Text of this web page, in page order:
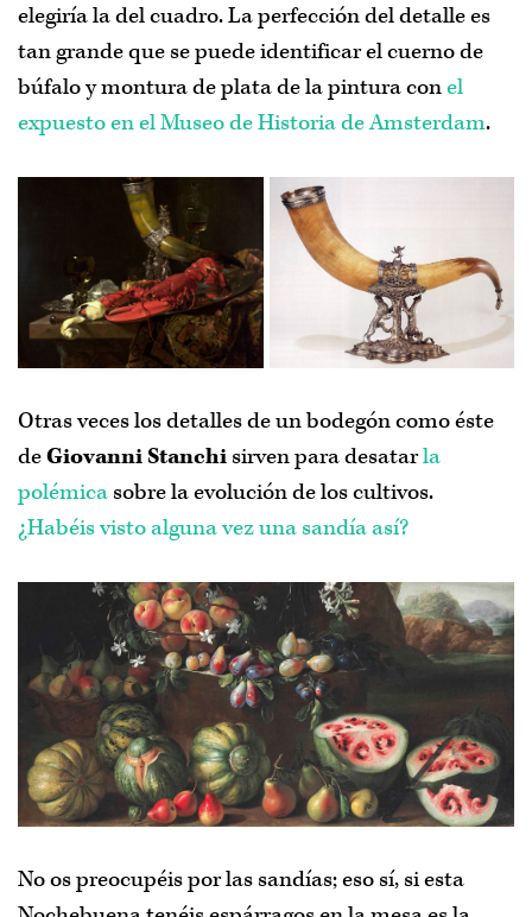
elegiría la del cuadro. La perfección del detalle es
tan grande que se puede identificar el cuerno de
búfalo y montura de plata de la pintura conel
expuesto en el Museo de Historia de Amsterdam.
Otras veces los detalles de un bodegón como éste
deGiovanni Stanchi sirven para desatarla
polémica sobre la evolución de los cultivos.
¿Habéis visto alguna vez una sandía así?
No os preocupéis por las sandías; eso sí, si esta